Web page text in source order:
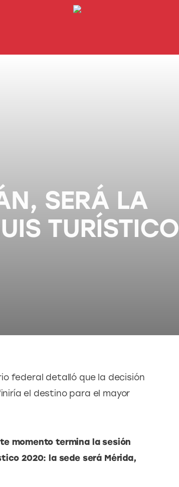
SERÁ LA
TURÍSTICO
federal detalló que la decisión
el destino para el mayor
momento termina la sesión
2020: la sede será Mérida,